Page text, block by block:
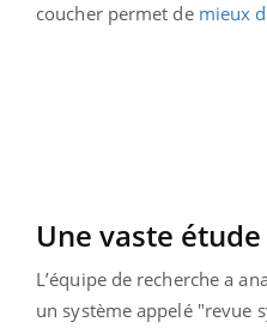
coucher permet de mieux
Une vaste
L’équipe de recherche a
un système appelé "revue